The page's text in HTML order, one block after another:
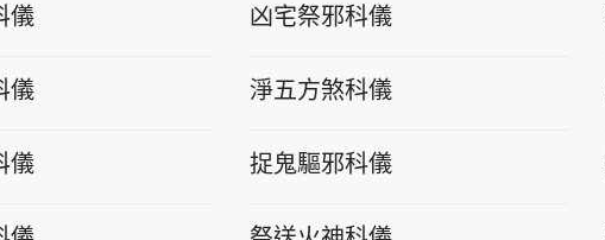
儀
儀
儀
凶宅祭邪科儀
淨五方煞科儀
捉鬼驅邪科儀